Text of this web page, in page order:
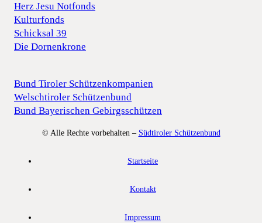
Herz Jesu Notfonds
Kulturfonds
Schicksal 39
Die Dornenkrone
Bund Tiroler Schützenkompanien
Welschtiroler Schützenbund
Bund Bayerischen Gebirgsschützen
© Alle Rechte vorbehalten – Südtiroler Schützenbund
Startseite
Kontakt
Impressum